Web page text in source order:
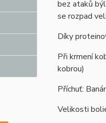
bez ataků
se rozpad
Díky
Při krmení
kobrou)
Příchuť:
Velikosti